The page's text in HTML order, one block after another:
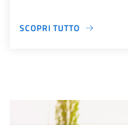
SCOPRI TUTTO